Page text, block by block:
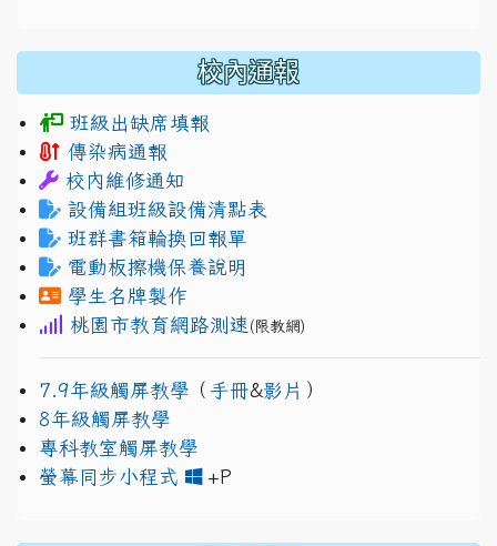
校內通報
班級出缺席填報
傳染病通報
校內維修通知
設備組班級設備清點表
班群書箱輪換回報單
電動板擦機保養說明
學生名牌製作
桃園市教育網路測速 (限教網)
7.9年級觸屏教學 （ 手冊&影片 ）
8年級觸屏教學
專科教室觸屏教學
螢幕同步小程式
+P